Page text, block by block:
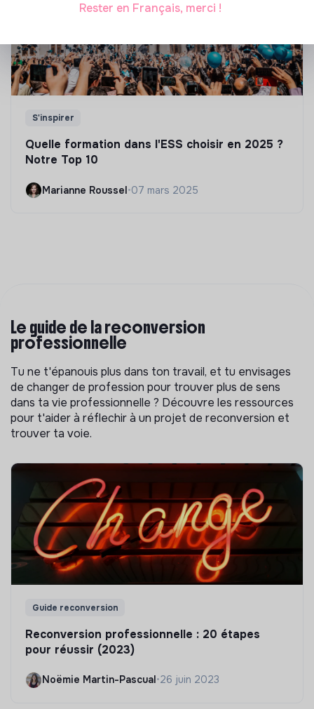
S'inspirer
Quelle formation dans l'ESS choisir en 2025 ?
Notre Top 10
Marianne Roussel•07 mars 2025
Le guide de la reconversion
professionnelle
Tu ne t'épanouis plus dans ton travail, et tu envisages
de changer de profession pour trouver plus de sens
dans ta vie professionnelle ? Découvre les ressources
pour t'aider à réflechir à un projet de reconversion et
trouver ta voie.
Guide reconversion
Reconversion professionnelle : 20 étapes
pour réussir (2023)
Noëmie Martin-Pascual •26 juin 2023
Rester en Français, merci !